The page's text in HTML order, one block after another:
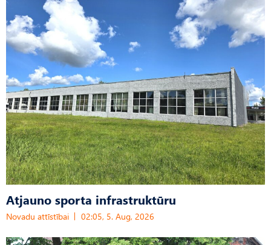
Atjauno sporta infrastruktūru
Novadu attīstībai 02:05, 5. Aug, 2026